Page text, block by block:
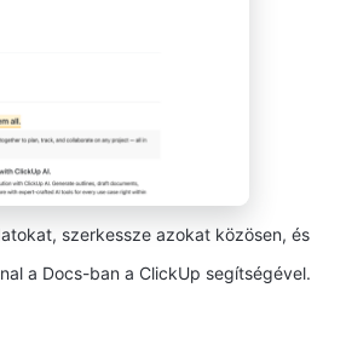
szerkessze azokat közösen, és
a Docs-ban a ClickUp segítségével.